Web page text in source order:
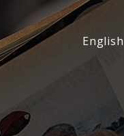
English